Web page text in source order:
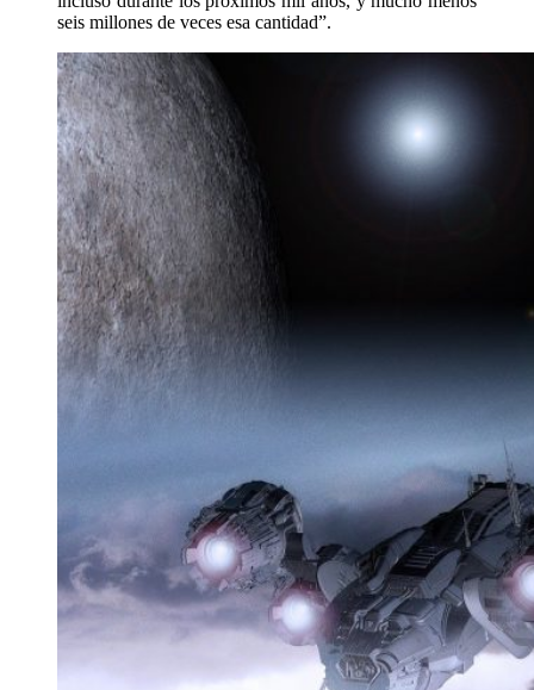
seis millones de veces esa cantidad”.